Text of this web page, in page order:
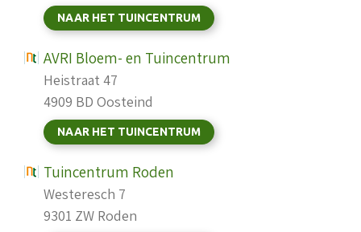
NAAR HET TUINCENTRUM
AVRI Bloem- en Tuincentrum
Heistraat 47
4909 BD Oosteind
NAAR HET TUINCENTRUM
Tuincentrum Roden
Westeresch 7
9301 ZW Roden